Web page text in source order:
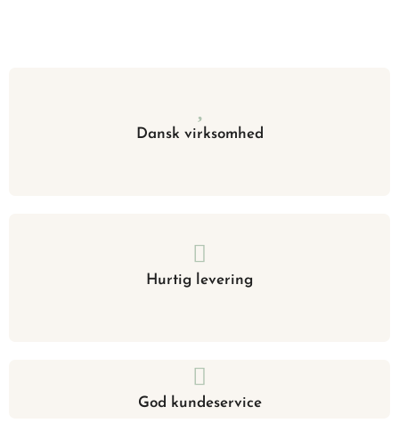
Dansk virksomhed
Hurtig levering
God kundeservice